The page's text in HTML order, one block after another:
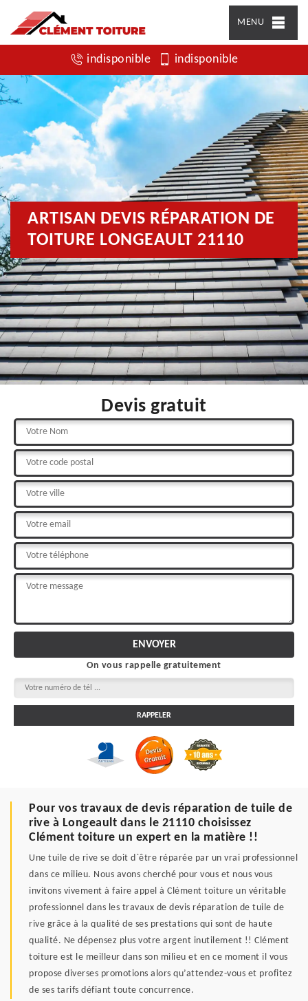
MENU
indisponible indisponible
ARTISAN DEVIS RÉPARATION DE
TOITURE LONGEAULT 21110
Devis gratuit
On vous rappelle gratuitement
Pour vos travaux de devis réparation de tuile de
rive à Longeault dans le 21110 choisissez
Clément toiture un expert en la matière !!
Une tuile de rive se doit d`être réparée par un vrai professionnel
dans ce milieu. Nous avons cherché pour vous et nous vous
invitons vivement à faire appel à Clément toiture un véritable
professionnel dans les travaux de devis réparation de tuile de
rive grâce à la qualité de ses prestations qui sont de haute
qualité. Ne dépensez plus votre argent inutilement !! Clément
toiture est le meilleur dans son milieu et en ce moment il vous
propose diverses promotions alors qu’attendez-vous et profitez
de ses tarifs défiant toute concurrence.